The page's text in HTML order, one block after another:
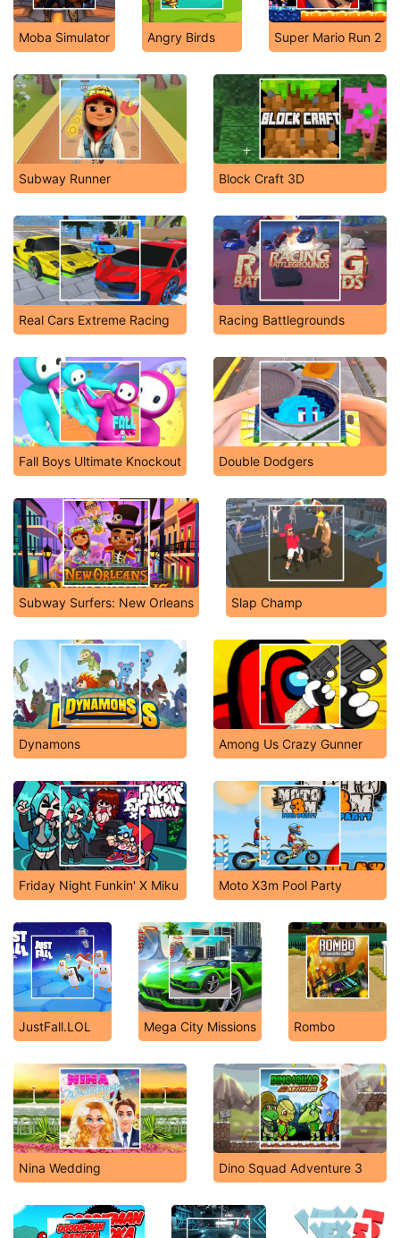
Moba Simulator Angry Birds Super Mario Run 2
Subway Runner Block Craft 3D
Real Cars Extreme Racing Racing Battlegrounds
Fall Boys Ultimate Knockout Double Dodgers
Subway Surfers: New Orleans Slap Champ
Dynamons Among Us Crazy Gunner
Friday Night Funkin' X Miku Moto X3m Pool Party
JustFall.LOL Mega City Missions Rombo
Nina Wedding Dino Squad Adventure 3